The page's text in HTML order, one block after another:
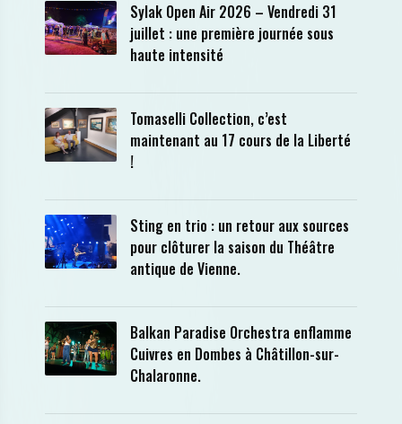
Sylak Open Air 2026 – Vendredi 31
juillet : une première journée sous
haute intensité
Tomaselli Collection, c’est
maintenant au 17 cours de la Liberté
!
Sting en trio : un retour aux sources
pour clôturer la saison du Théâtre
antique de Vienne.
Balkan Paradise Orchestra enflamme
Cuivres en Dombes à Châtillon-sur-
Chalaronne.